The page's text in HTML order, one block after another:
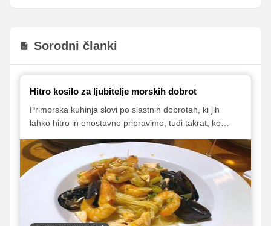
Sorodni članki
Hitro kosilo za ljubitelje morskih dobrot
Primorska kuhinja slovi po slastnih dobrotah, ki jih
lahko hitro in enostavno pripravimo, tudi takrat, ko
špageti z lososom, gamberi in dagnjami. Ponujamo
vam odličen recept, ki vas zagotovo ne bo pustil
ravnodušne.